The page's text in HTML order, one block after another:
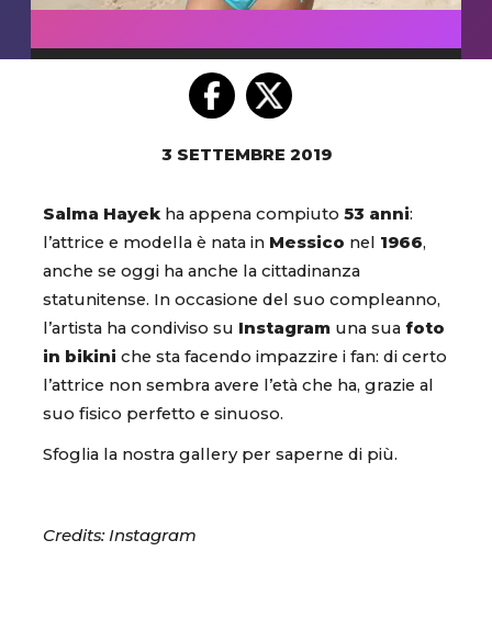
3 SETTEMBRE 2019
Salma Hayek ha appena compiuto 53 anni:
l’attrice e modella è nata in Messico nel 1966,
anche se oggi ha anche la cittadinanza
statunitense. In occasione del suo compleanno,
l’artista ha condiviso su Instagram una sua foto
in bikini che sta facendo impazzire i fan: di certo
l’attrice non sembra avere l’età che ha, grazie al
suo fisico perfetto e sinuoso.
Sfoglia la nostra gallery per saperne di più.
Credits: Instagram